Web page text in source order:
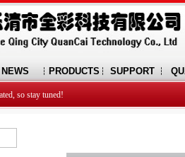
NEWS PRODUCTS SUPPORT
so stay tuned!